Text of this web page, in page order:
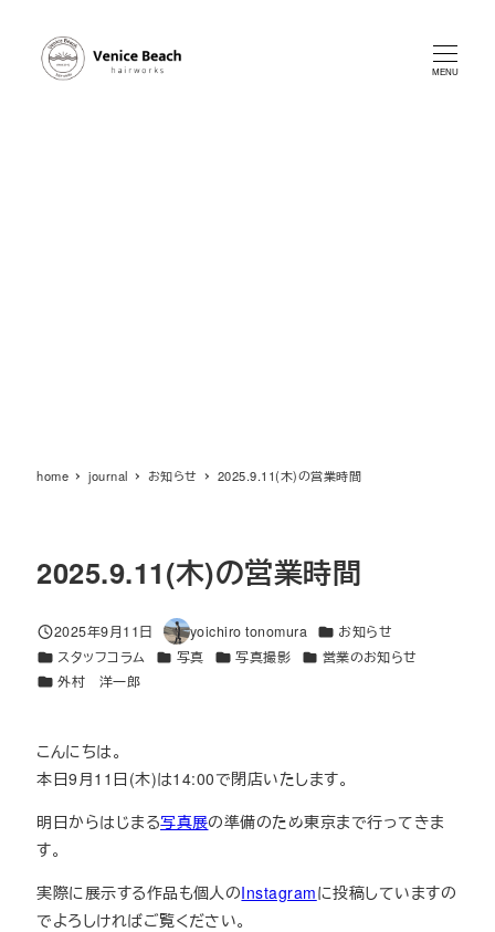
MENU
home journal お知らせ 2025.9.11(木)の営業時間
2025.9.11(木)の営業時間
投稿日
2025年9月11日
著
者
yoichiro tonomura カテゴリー
お知らせ
カテゴリー
スタッフコラム カテゴリー
写真 カテゴリー
写真撮影 カテゴリー
営業のお知らせ
カテゴリー
外村 洋一郎
こんにちは。
本日9月11日(木)は14:00で閉店いたします。
明日からはじまる写真展の準備のため東京まで行ってきま
す。
実際に展示する作品も個人のInstagramに投稿していますの
でよろしければご覧ください。